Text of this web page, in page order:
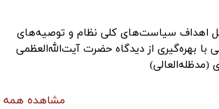
اهداف سیاست‌های کلی نظام و توصیه‌های
با بهره‌گیری از دیدگاه حضرت آیت‌الله‌العظمی
(مدظله‌العالی)
مشاهده همه